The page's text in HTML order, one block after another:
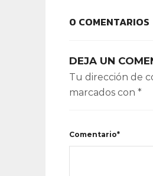
0 COMENTARIOS
DEJA UN
Tu dirección de
marcados con *
Comentario*